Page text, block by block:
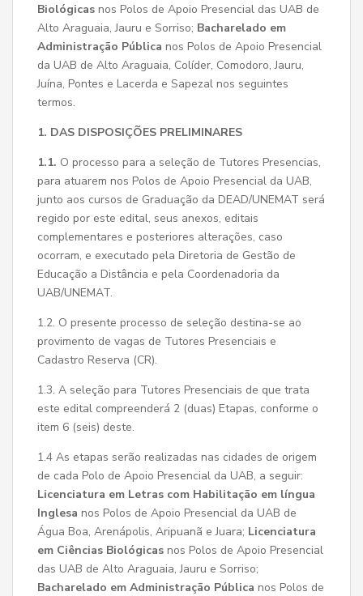
Biológicas nos Polos de Apoio Presencial das UAB de
Alto Araguaia, Jauru e Sorriso; Bacharelado em
Administração Pública nos Polos de Apoio Presencial
da UAB de Alto Araguaia, Colíder, Comodoro, Jauru,
Juína, Pontes e Lacerda e Sapezal nos seguintes
termos.
1. DAS DISPOSIÇÕES PRELIMINARES
1.1. O processo para a seleção de Tutores Presencias,
para atuarem nos Polos de Apoio Presencial da UAB,
junto aos cursos de Graduação da DEAD/UNEMAT será
regido por este edital, seus anexos, editais
complementares e posteriores alterações, caso
ocorram, e executado pela Diretoria de Gestão de
Educação a Distância e pela Coordenadoria da
UAB/UNEMAT.
1.2. O presente processo de seleção destina-se ao
provimento de vagas de Tutores Presenciais e
Cadastro Reserva (CR).
1.3. A seleção para Tutores Presenciais de que trata
este edital compreenderá 2 (duas) Etapas, conforme o
item 6 (seis) deste.
1.4 As etapas serão realizadas nas cidades de origem
de cada Polo de Apoio Presencial da UAB, a seguir:
Licenciatura em Letras com Habilitação em língua
Inglesa nos Polos de Apoio Presencial da UAB de
Água Boa, Arenápolis, Aripuanã e Juara; Licenciatura
em Ciências Biológicas nos Polos de Apoio Presencial
das UAB de Alto Araguaia, Jauru e Sorriso;
Bacharelado em Administração Pública nos Polos de